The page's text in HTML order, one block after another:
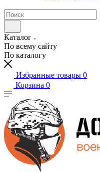
Каталог
По всему сайту
По каталогу
Избранные товары 0
Корзина 0